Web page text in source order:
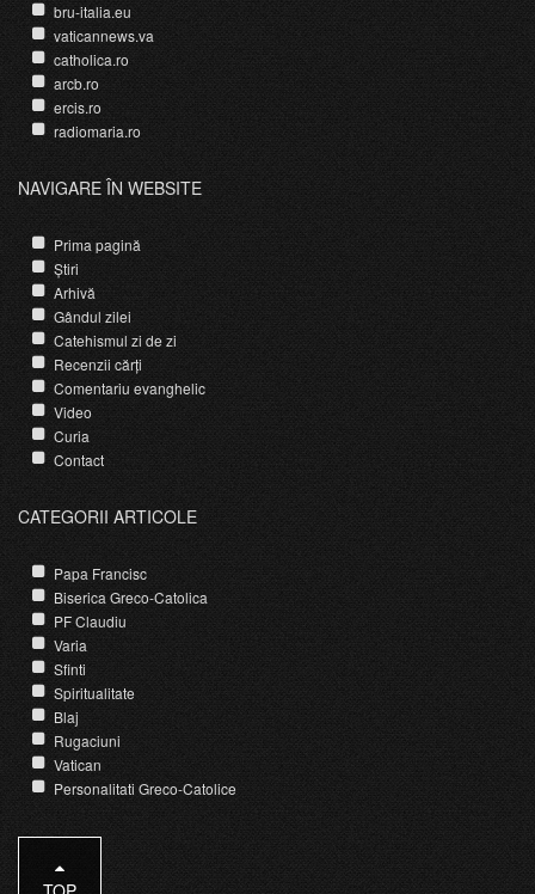
bru-italia.eu
vaticannews.va
catholica.ro
arcb.ro
ercis.ro
radiomaria.ro
NAVIGARE ÎN WEBSITE
Prima pagină
Știri
Arhivă
Gândul zilei
Catehismul zi de zi
Recenzii cărți
Comentariu evanghelic
Video
Curia
Contact
CATEGORII ARTICOLE
Papa Francisc
Biserica Greco-Catolica
PF Claudiu
Varia
Sfinti
Spiritualitate
Blaj
Rugaciuni
Vatican
Personalitati Greco-Catolice